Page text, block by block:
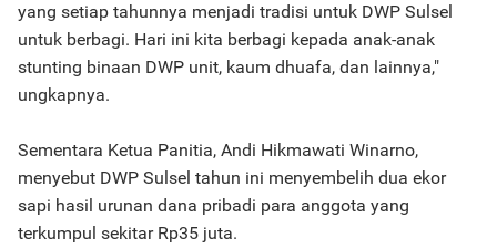
yang setiap tahunnya menjadi tradisi untuk DWP Sulsel
untuk berbagi. Hari ini kita berbagi kepada anak-anak
stunting binaan DWP unit, kaum dhuafa, dan lainnya,"
ungkapnya.
Sementara Ketua Panitia, Andi Hikmawati Winarno,
menyebut DWP Sulsel tahun ini menyembelih dua ekor
sapi hasil urunan dana pribadi para anggota yang
terkumpul sekitar Rp35 juta.